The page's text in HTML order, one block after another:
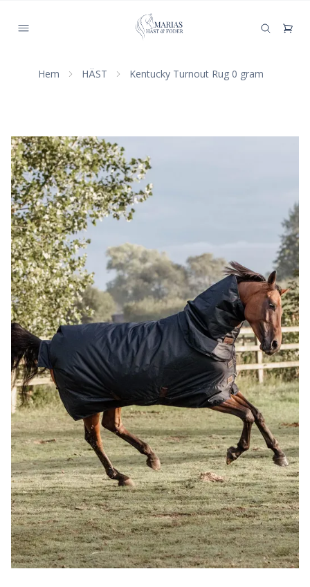
Hem HÄST Kentucky Turnout Rug 0 gram